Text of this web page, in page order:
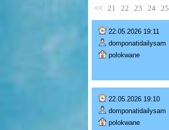
<< 21 22 23 24 25
22.05.2026 19:11
domponatidailysam
polokwane
22.05.2026 19:10
domponatidailysam
polokwane